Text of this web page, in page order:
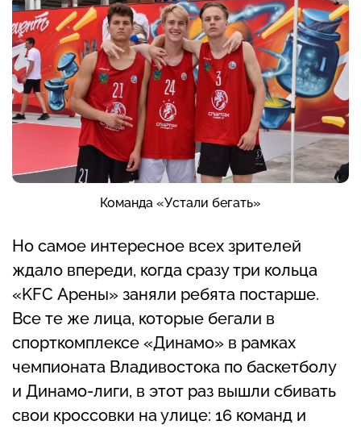
Команда «Устали бегать»
Но самое интересное всех зрителей
ждало впереди, когда сразу три кольца
«KFC Арены» заняли ребята постарше.
Все те же лица, которые бегали в
спорткомплексе «Динамо» в рамках
чемпионата Владивостока по баскетболу
и Динамо-лиги, в этот раз вышли сбивать
свои кроссовки на улице: 16 команд и